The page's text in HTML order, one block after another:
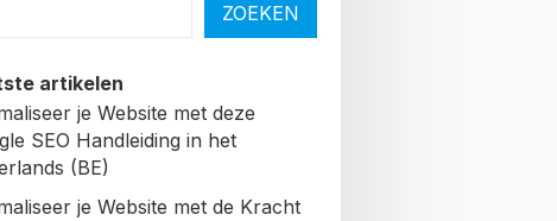
ZOEKEN
artikelen
je Website met deze
SEO Handleiding in het
(BE)
je Website met de Kracht